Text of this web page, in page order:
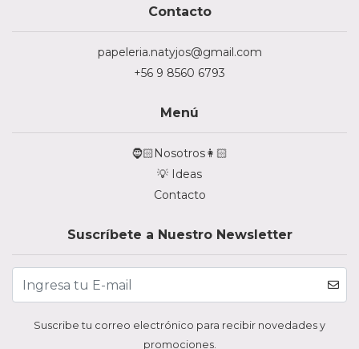
Contacto
papeleria.natyjos@gmail.com
+56 9 8560 6793
Menú
🧔🏻Nosotros👩🏻
💡 Ideas
Contacto
Suscríbete a Nuestro Newsletter
Suscribe tu correo electrónico para recibir novedades y
promociones.